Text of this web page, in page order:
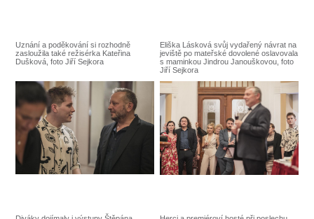
Uznání a poděkování si rozhodně
zasloužila také režisérka Kateřina
Dušková, foto Jiří Sejkora
Eliška Lásková svůj vydařený návrat na
jeviště po mateřské dovolené oslavovala
s maminkou Jindrou Janouškovou, foto
Jiří Sejkora